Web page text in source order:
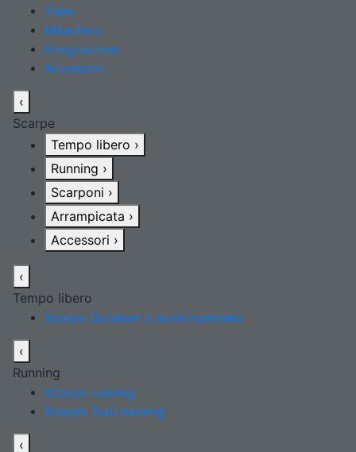
Zaini
Maschere
Integrazione
Accessori
‹
Scarpe
Tempo libero ›
Running ›
Scarponi ›
Arrampicata ›
Accessori ›
‹
Tempo libero
Scarpe Outdoor e avvicinamento
‹
Running
Scarpe running
Scarpe Trail running
‹